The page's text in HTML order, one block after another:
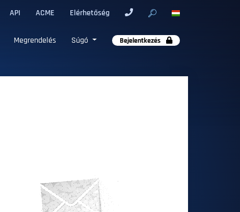
API ACME Elérhetőség
Megrendelés Súgó Bejelentkezés